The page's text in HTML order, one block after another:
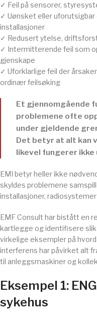
✓ Feil på sensorer,
✓ Uønsket eller
installasjoner
✓ Redusert ytelse,
✓ Intermitterende feil som
gjenskape
✓ Uforklarlige feil der
ordinær feilsøking
Et gjennomgående
problemene ofte
under gjeldende
Det betyr at alt kan
likevel fungerer
EMI betyr heller ikke
skyldes problemene
installasjoner,
EMF Consult har bistått en
kartlegge og identifisere
virkelige eksempler på
interferens har påvirket alt
til anleggsmaskiner og
Eksempel 1:
sykehus